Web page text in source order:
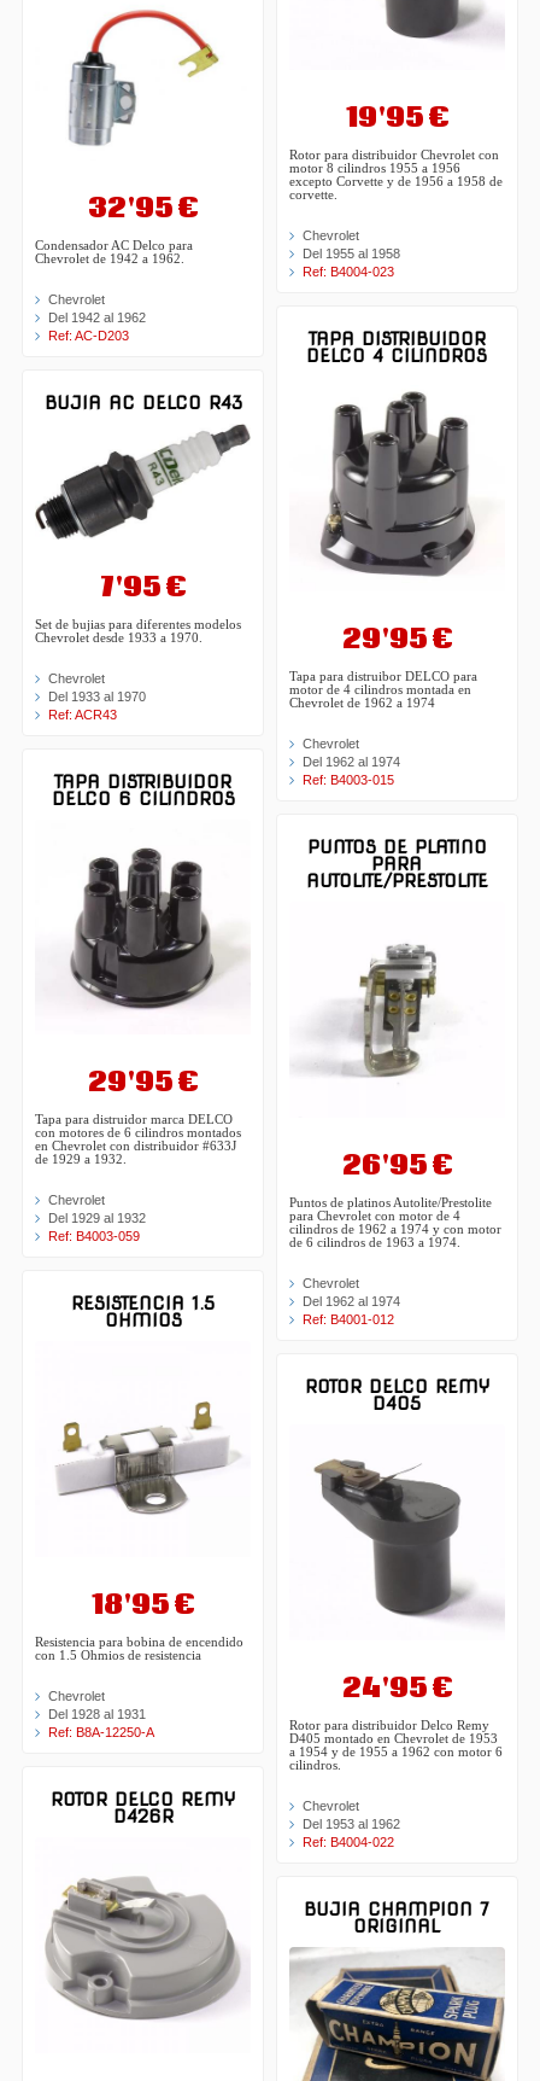
32'95 €
Condensador AC Delco para
Chevrolet de 1942 a 1962.
Chevrolet
Del 1942 al 1962
Ref: AC-D203
BUJIA AC DELCO R43
7'95 €
Set de bujias para diferentes modelos
Chevrolet desde 1933 a 1970.
Chevrolet
Del 1933 al 1970
Ref: ACR43
TAPA DISTRIBUIDOR
DELCO 6 CILINDROS
29'95 €
Tapa para distruidor marca DELCO
con motores de 6 cilindros montados
en Chevrolet con distribuidor #633J
de 1929 a 1932.
Chevrolet
Del 1929 al 1932
Ref: B4003-059
RESISTENCIA 1.5
OHMIOS
18'95 €
Resistencia para bobina de encendido
con 1.5 Ohmios de resistencia
Chevrolet
Del 1928 al 1931
Ref: B8A-12250-A
ROTOR DELCO REMY
D426R
19'95 €
Rotor para distribuidor Chevrolet con
motor 8 cilindros 1955 a 1956
excepto Corvette y de 1956 a 1958 de
corvette.
Chevrolet
Del 1955 al 1958
Ref: B4004-023
TAPA DISTRIBUIDOR
DELCO 4 CILINDROS
29'95 €
Tapa para distruibor DELCO para
motor de 4 cilindros montada en
Chevrolet de 1962 a 1974
Chevrolet
Del 1962 al 1974
Ref: B4003-015
PUNTOS DE PLATINO
PARA
AUTOLITE/PRESTOLITE
26'95 €
Puntos de platinos Autolite/Prestolite
para Chevrolet con motor de 4
cilindros de 1962 a 1974 y con motor
de 6 cilindros de 1963 a 1974.
Chevrolet
Del 1962 al 1974
Ref: B4001-012
ROTOR DELCO REMY
D405
24'95 €
Rotor para distribuidor Delco Remy
D405 montado en Chevrolet de 1953
a 1954 y de 1955 a 1962 con motor 6
cilindros.
Chevrolet
Del 1953 al 1962
Ref: B4004-022
BUJIA CHAMPION 7
ORIGINAL